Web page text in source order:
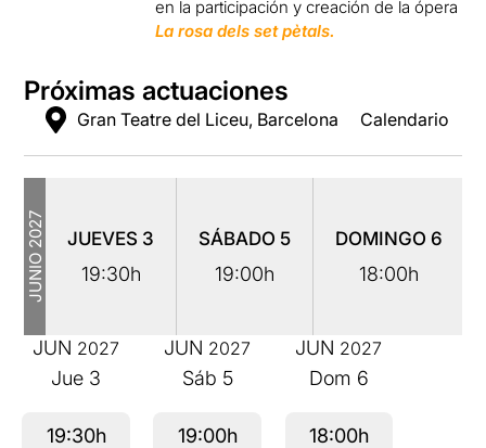
en la participación y creación de la ópera
La rosa dels set pètals.
Próximas actuaciones
Gran Teatre del Liceu, Barcelona Calendario
JUNIO
2027 JUEVES 3
19:30h
SÁBADO 5
19:00h
DOMINGO 6
18:00h
JUN 2027
Jue 3
19:30h
JUN 2027
Sáb 5
19:00h
JUN 2027
Dom 6
18:00h